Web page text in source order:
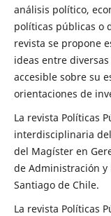
análisis político,
políticas públicas o
revista se propone
ideas entre
accesible sobre su
orientaciones de
La revista Políticas
interdisciplinaria
del Magíster en
de Administración y
Santiago de Chile.
La revista Políticas